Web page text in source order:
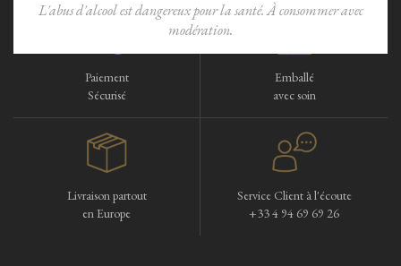
L'abus d'alcool est dangereux pour la santé. À consommer avec
modération.
Paiement
Sécurisé
Emballé
avec soin
Livraison partout
en Europe
Service Client à l'écoute
+33 4 94 69 69 26